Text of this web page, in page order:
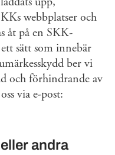
webbplatser och
åt på en SKK-
sätt som innebär
ber vi
och förhindrande av
via e-post:
andra